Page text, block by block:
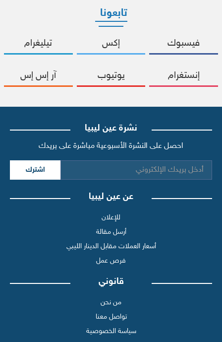
تابعونا
فيسبوك إكس تيليغرام
إنستغرام يوتيوب آر إس إس
نشرة عين ليبيا
احصل على النشرة الأسبوعية مباشرة على بريدك
اشترك
عن عين ليبيا
للإعلان
أرسل مقالة
أسعار العملات مقابل الدينار الليبي
فرص عمل
قانوني
من نحن
تواصل معنا
سياسة الخصوصية